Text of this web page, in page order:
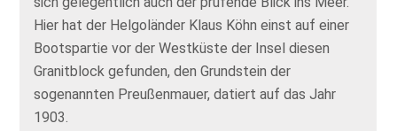
Hier hat der Helgoländer Klaus Köhn einst auf einer
Bootspartie vor der Westküste der Insel diesen
Granitblock gefunden, den Grundstein der
sogenannten Preußenmauer, datiert auf das Jahr
1903.